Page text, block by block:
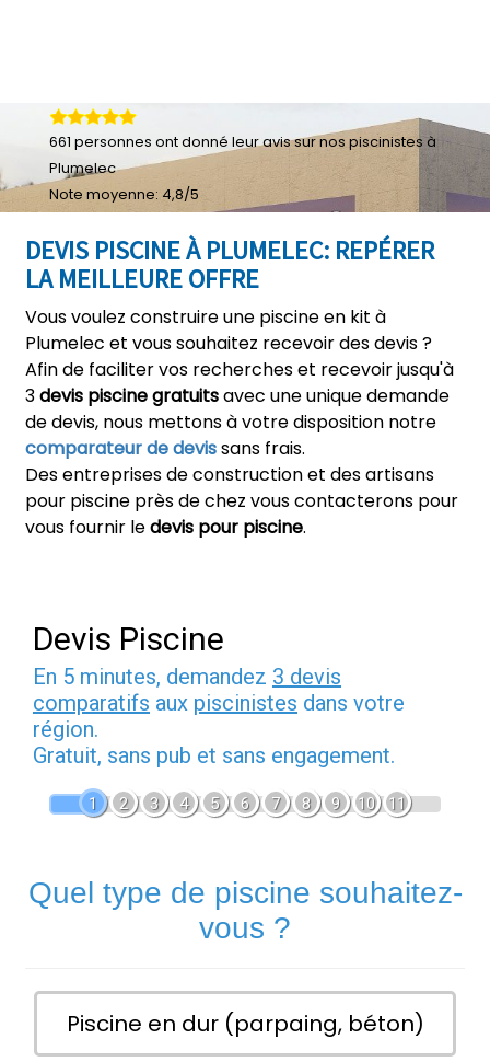
DEVIS PISCINE À PLUMELEC: REPÉRER
LA MEILLEURE OFFRE
Vous voulez construire une piscine en kit à
Plumelec et vous souhaitez recevoir des devis ?
Afin de faciliter vos recherches et recevoir jusqu'à
3devis piscine gratuitsavec une unique demande
de devis, nous mettons à votre disposition notre
comparateur de devissans frais.
Des entreprises de construction et des artisans
pour piscine près de chez vous contacterons pour
vous fournir ledevis pour piscine.
661 personnes ont donné leuravis sur nos piscinistes à
Plumelec
Note moyenne: 4,8/5
Devis Piscine
En 5 minutes, demandez 3 devis
comparatifs aux piscinistes dans votre
région.
Gratuit, sans pub et sans engagement.
1 2 3 4 5 6 7 8 9 10 11
Quel type de piscine souhaitez-
vous ?
Piscine en dur (parpaing, béton)